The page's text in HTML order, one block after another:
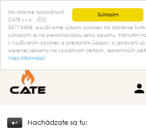
Súhlasím
Na stránke spoločnosti
CATE s.r.o., IČO
55713408, používame súbory cookies na zaistenie
súhlasom aj na personalizáciu jeho obsahu. Kliknutím
s využívaním cookies a predaním údajov o správaní
cielenej reklamy na sociálnych sieťach, reklamných
Viac informácií
person
Nachádzate sa tu: